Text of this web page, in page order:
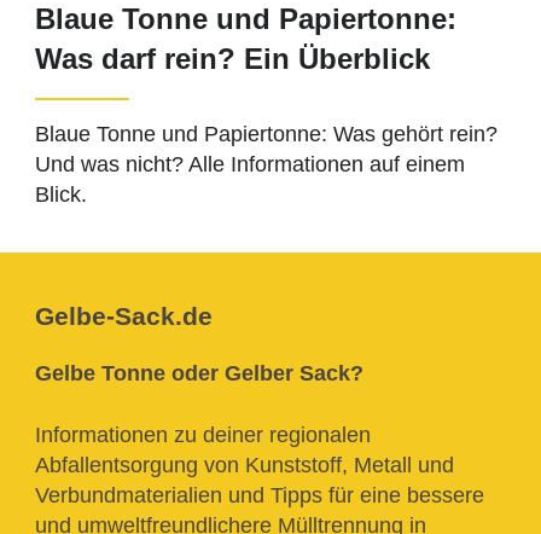
Blaue Tonne und Papiertonne:
Was darf rein? Ein Überblick
Blaue Tonne und Papiertonne: Was gehört rein?
Und was nicht? Alle Informationen auf einem
Blick.
Gelbe-Sack.de
Gelbe Tonne oder Gelber Sack?
Informationen zu deiner regionalen
Abfallentsorgung von Kunststoff, Metall und
Verbundmaterialien und Tipps für eine bessere
und umweltfreundlichere Mülltrennung in